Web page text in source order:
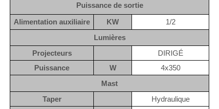
Puissance de sortie
Alimentation auxiliaire
KW
1/2
Lumières
Projecteurs
DIRIGÉ
Puissance
W
4x350
Mast
Taper
Hydraulique